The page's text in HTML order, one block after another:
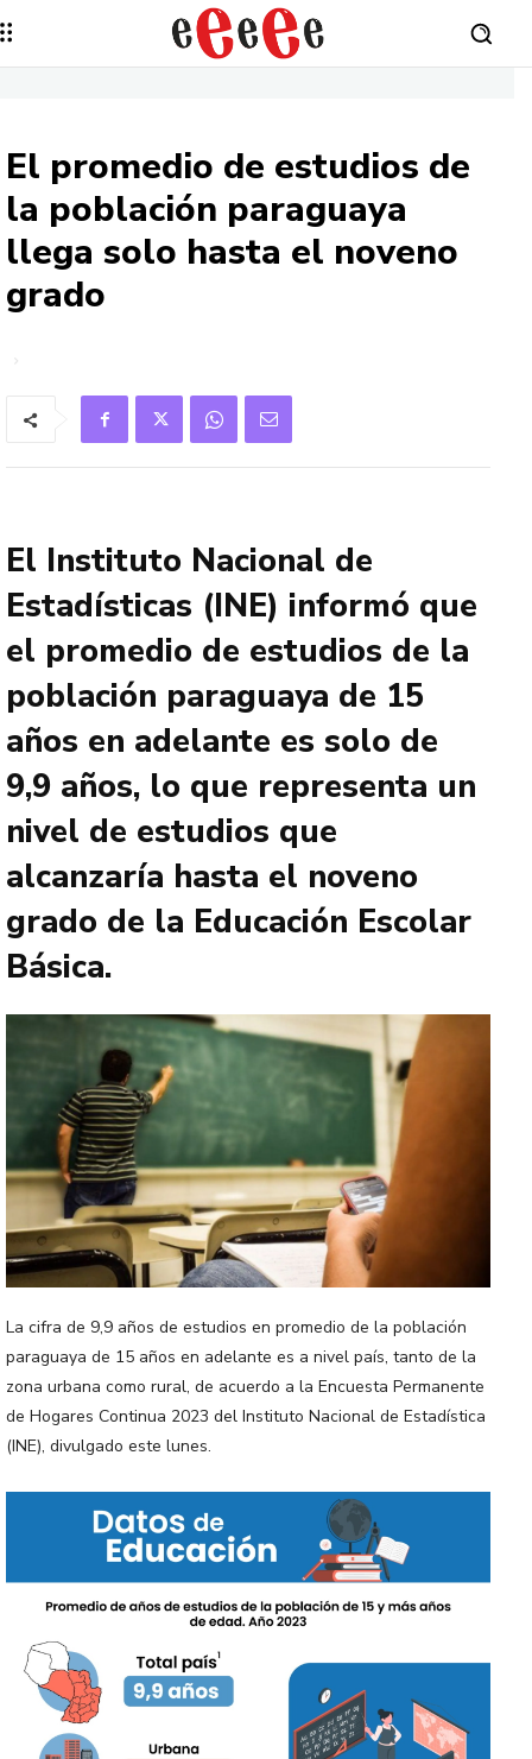
El promedio de estudios de
la población paraguaya
llega solo hasta el noveno
grado
El Instituto Nacional de
Estadísticas (INE) informó que
el promedio de estudios de la
población paraguaya de 15
años en adelante es solo de
9,9 años, lo que representa un
nivel de estudios que
alcanzaría hasta el noveno
grado de la Educación Escolar
Básica.
La cifra de 9,9 años de estudios en promedio de la población
paraguaya de 15 años en adelante es a nivel país, tanto de la
zona urbana como rural, de acuerdo a la Encuesta Permanente
de Hogares Continua 2023 del Instituto Nacional de Estadística
(INE), divulgado este lunes.